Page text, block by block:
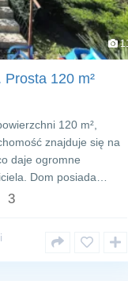
Prosta 120 m²
120 m²,
znajduje się na
daje ogromne
Dom posiada…
3